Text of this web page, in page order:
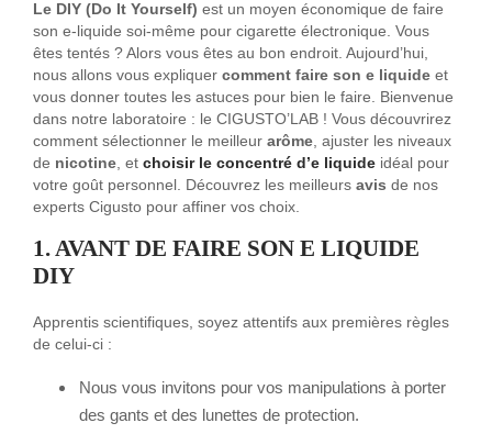
Le DIY (Do It Yourself) est un moyen économique de faire
son e-liquide soi-même pour cigarette électronique. Vous
êtes tentés ? Alors vous êtes au bon endroit. Aujourd’hui,
nous allons vous expliquer comment faire son e liquide et
vous donner toutes les astuces pour bien le faire. Bienvenue
dans notre laboratoire : le CIGUSTO’LAB ! Vous découvrirez
comment sélectionner le meilleur arôme, ajuster les niveaux
de nicotine, et choisir le concentré d’e liquide idéal pour
votre goût personnel. Découvrez les meilleurs avis de nos
experts Cigusto pour affiner vos choix.
1. AVANT DE FAIRE SON E LIQUIDE
DIY
Apprentis scientifiques, soyez attentifs aux premières règles
de celui-ci :
Nous vous invitons pour vos manipulations à porter
des gants et des lunettes de protection.